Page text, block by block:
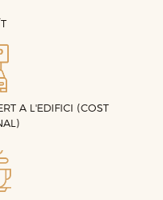
A L'EDIFICI (COST